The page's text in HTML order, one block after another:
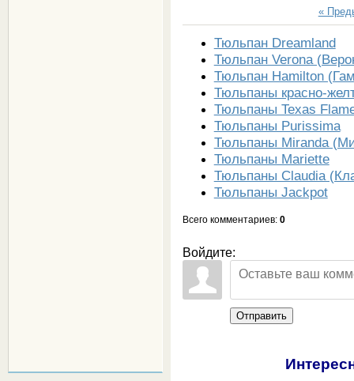
«
Тюльпан Dreamland
Тюльпан Verona
Тюльпан Hamilton
Тюльпаны красно-
Тюльпаны Texas
Тюльпаны Purissima
Тюльпаны Miranda
Тюльпаны Mariette
Тюльпаны Claudia
Тюльпаны Jackpot
Всего комментариев: 0
Войдите:
Отправить